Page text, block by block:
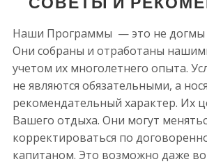
Наши Программы — это не догмы
Они собраны и отработаны
учетом их многолетнего опыта.
не являются обязательными, а
рекомендательный характер. Их
Вашего отдыха. Они могут
корректироваться по
капитаном. Это возможно даже